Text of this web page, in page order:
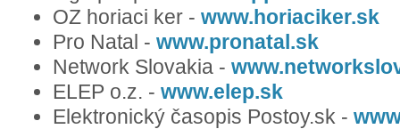
OZ horiaci ker - www.horiaciker.sk
Pro Natal - www.pronatal.sk
Network Slovakia -
ELEP o.z. - www.elep.sk
Elektronický časopis Postoy.sk -